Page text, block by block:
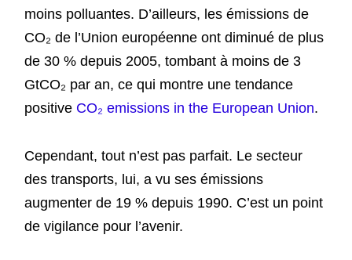
moins polluantes. D’ailleurs, les émissions de
CO₂ de l’Union européenne ont diminué de plus
de 30 % depuis 2005, tombant à moins de 3
GtCO₂ par an, ce qui montre une tendance
positive CO₂ emissions in the European Union.
Cependant, tout n’est pas parfait. Le secteur
des transports, lui, a vu ses émissions
augmenter de 19 % depuis 1990. C’est un point
de vigilance pour l’avenir.